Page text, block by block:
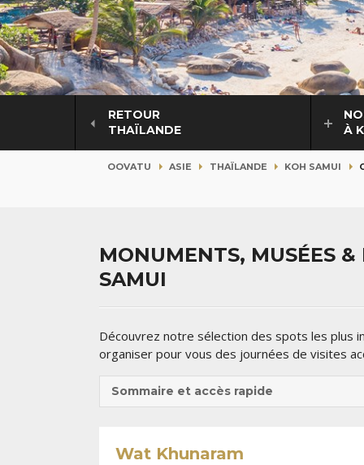
RETOUR
THAÏLANDE
À
OOVATU ASIE THAÏLANDE KOH SAMUI
MONUMENTS, MUSÉES
SAMUI
Découvrez notre sélection des spots les plus
organiser pour vous des journées de visites
Sommaire et accès rapide
Wat Khunaram